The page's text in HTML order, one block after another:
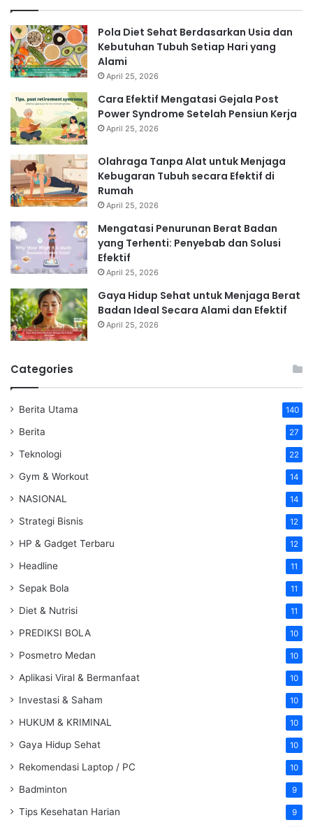
Pola Diet Sehat Berdasarkan Usia dan
Kebutuhan Tubuh Setiap Hari yang
Alami
April 25, 2026
Cara Efektif Mengatasi Gejala Post
Power Syndrome Setelah Pensiun Kerja
April 25, 2026
Olahraga Tanpa Alat untuk Menjaga
Kebugaran Tubuh secara Efektif di
Rumah
April 25, 2026
Mengatasi Penurunan Berat Badan
yang Terhenti: Penyebab dan Solusi
Efektif
April 25, 2026
Gaya Hidup Sehat untuk Menjaga Berat
Badan Ideal Secara Alami dan Efektif
April 25, 2026
Categories
Berita Utama 140
Berita 27
Teknologi 22
Gym & Workout 14
NASIONAL 14
Strategi Bisnis 12
HP & Gadget Terbaru 12
Headline 11
Sepak Bola 11
Diet & Nutrisi 11
PREDIKSI BOLA 10
Posmetro Medan 10
Aplikasi Viral & Bermanfaat 10
Investasi & Saham 10
HUKUM & KRIMINAL 10
Gaya Hidup Sehat 10
Rekomendasi Laptop / PC 10
Badminton 9
Tips Kesehatan Harian 9